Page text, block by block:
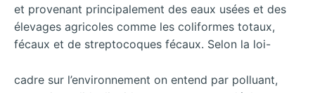
et provenant principalement des eaux usées et des
élevages agricoles comme les coliformes totaux,
fécaux et de streptocoques fécaux. Selon la loi-
cadre sur l’environnement on entend par polluant,